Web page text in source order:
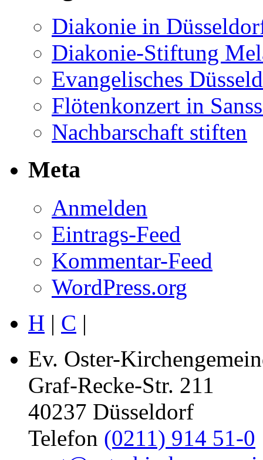
Diakonie in
Diakonie-Stiftung
Evangelisches
Flötenkonzert in
Nachbarschaft stiften
Meta
Anmelden
Eintrags-Feed
Kommentar-Feed
WordPress.org
H | C |
Ev. Oster-
Graf-Recke-Str. 211
40237 Düsseldorf
Telefon (0211) 914 51-0